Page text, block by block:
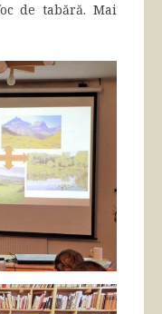
de tabără. Mai